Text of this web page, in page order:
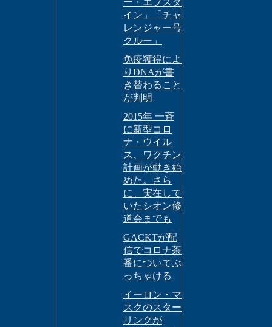
ー・エプスタ
イン」「チャ
レンジャー号
クルー」
免疫獲得によ
りDNAが書
き替わること
が判明
2015年 一斉
に新型コロ
ナ・ウイル
ス、ワクチン
計画が動き始
めた。さら
に、実在して
いたシオン修
道会までも
GACKTが配
信でコロナ茶
番についてぶ
っちゃける
イーロン・マ
スクのスター
リンクが